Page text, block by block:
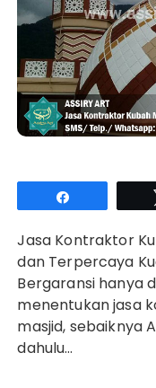
Jasa Kontraktor
dan Terpercaya
Bergaransi hanya
menentukan jasa
masjid, sebaiknya
dahulu…